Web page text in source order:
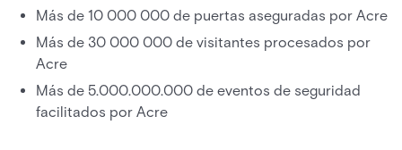
Más de 10 000 000 de puertas aseguradas por Acre
Más de 30 000 000 de visitantes procesados por
Acre
Más de 5.000.000.000 de eventos de seguridad
facilitados por Acre